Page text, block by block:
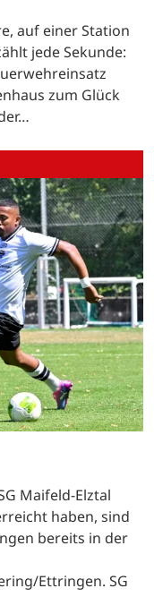
auf einer Station
jede Sekunde:
zum Glück
Maifeld-Elztal
haben, sind
bereits in der
Ettringen. SG